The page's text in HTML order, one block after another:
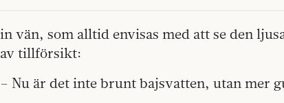
in vän, som alltid envisas med att se den
av tillförsikt:
– Nu är det inte brunt bajsvatten, utan mer